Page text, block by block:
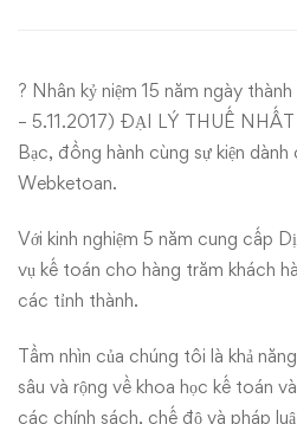
TNHH
Dịch
vụ
Nhất
Tín
–
Nhà
? Nhân kỷ niệm 15 năm ngày
– 5.11.2017) ĐẠI LÝ THUẾ
Bạc, đồng hành cùng sự kiện
Webketoan.
Với kinh nghiệm 5 năm cung cấp
vụ kế toán cho hàng trăm khách
các tỉnh thành.
Tầm nhìn của chúng tôi là khả
sâu và rộng về khoa học kế toán
các chính sách, chế độ và pháp